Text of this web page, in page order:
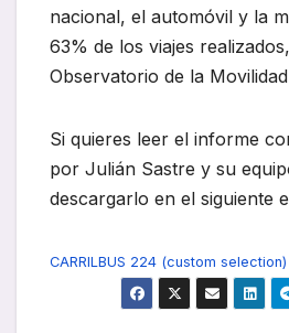
nacional, el automóvil y la
63% de los viajes
Observatorio de la
Si quieres leer el informe
por Julián Sastre y su
descargarlo en el siguiente
CARRILBUS 224 (custom